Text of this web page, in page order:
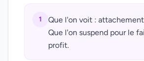
1
Que l'on voit :
Que l'on suspend pour le
profit.